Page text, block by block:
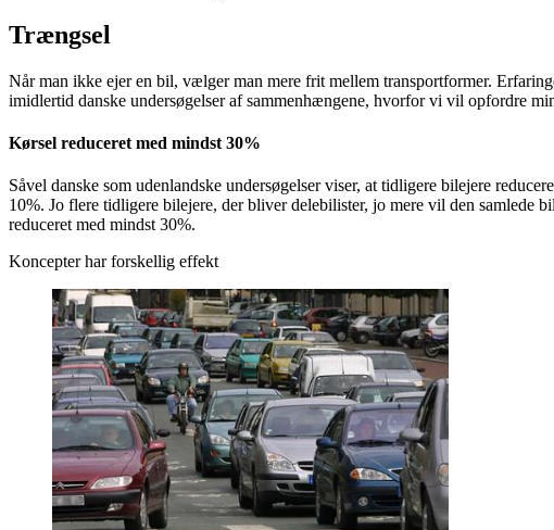
Trængsel
Når man ikke ejer en bil, vælger man mere frit mellem transportformer.
imidlertid danske undersøgelser af sammenhængene, hvorfor vi vil opfordre
Kørsel reduceret med mindst 30%
Såvel danske som udenlandske undersøgelser viser, at tidligere bilejere
10%. Jo flere tidligere bilejere, der bliver delebilister, jo mere vil den samlede
reduceret med mindst 30%.
Koncepter har forskellig effekt